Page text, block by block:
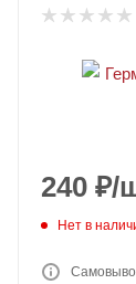
240 ₽/
Нет в